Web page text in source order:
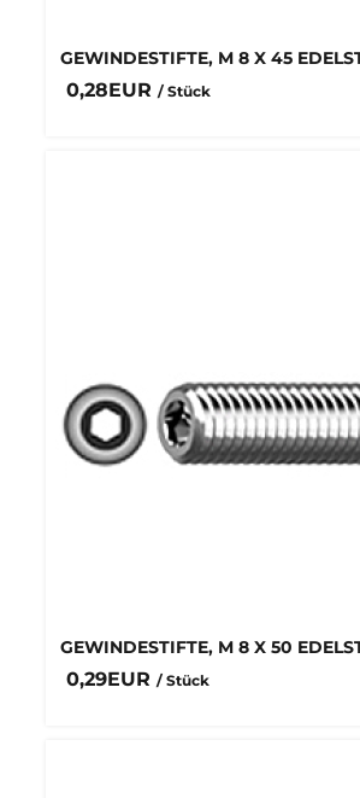
GEWINDESTIFTE, M 8 X 45
0,28EUR / Stück
GEWINDESTIFTE, M 8 X 50
0,29EUR / Stück